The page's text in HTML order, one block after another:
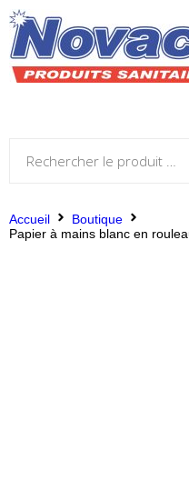
Accueil
Boutique
Papier à mains blanc en